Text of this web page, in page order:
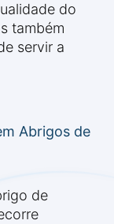
do
também
servir a
Abrigos de
de